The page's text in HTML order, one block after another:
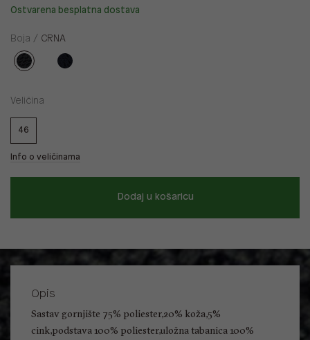
Ostvarena besplatna dostava
Boja / CRNA
Veličina
46
Info o veličinama
Dodaj u košaricu
Opis
Sastav gornjište 75% poliester,20% koža,5%
cink,podstava 100% poliester,uložna tabanica 100%